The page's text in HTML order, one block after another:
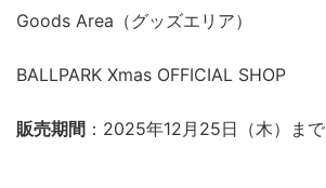
Goods Area（グッズエリア）
BALLPARK Xmas OFFICIAL SHOP
販売期間 ：2025年12月25日（木）まで